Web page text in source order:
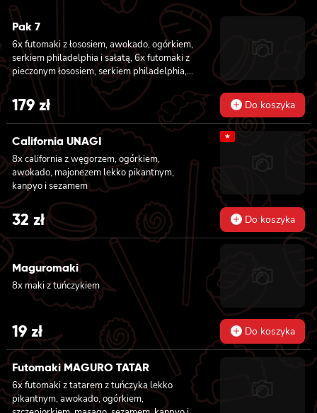
Pak 7
6x futomaki z łososiem, awokado, ogórkiem,
serkiem philadelphia i sałatą, 6x futomaki z
pieczonym łososiem, serkiem philadelphia,
awokado, ogórkiem, kanpyo, sałatą, sosem
teriyaki i sezamem, 6x futomaki z krewetką
w tempurze, ogórkiem, sałatą i majonezem
lekko pikantnym, 8x hosomaki z łososiem, 8x
hosomaki z ogórkiem, 8x california z
łososiem, ogórkiem, serkiem philadelphia,
awokado i masago, 8x california z krewetką,
majonezem lekko pikantnym, awokado,
ogórkiem, masago i sezamem, 2x nigiri z
łososiem, 2x nigiri z tuńczykiem, 2x nigiri z
krewetką
179zł Do koszyka
California UNAGI
8x california z węgorzem, ogórkiem,
awokado, majonezem lekko pikantnym,
kanpyo i sezamem
★
32 zł Do koszyka
Maguromaki
8x maki z tuńczykiem
19 zł Do koszyka
Futomaki MAGURO TATAR
6x futomaki z tatarem z tuńczyka lekko
pikantnym, awokado, ogórkiem,